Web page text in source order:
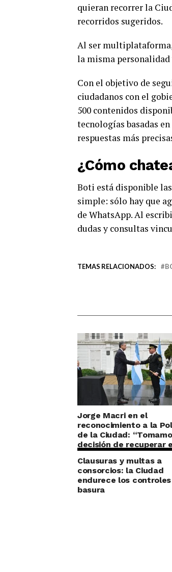
quieran recorrer la
recorridos sugeridos.
Al ser
la misma personalidad
Con el objetivo de
ciudadanos con el
500 contenidos
tecnologías basadas
respuestas más
¿Cómo
Boti está disponible
simple: sólo hay que
de WhatsApp. Al
dudas y consultas
TEMAS RELACIONADOS:
Jorge Macri en el
reconocimiento a la
de la Ciudad:
decisión de recuperar
orden”
Clausuras y multas a
consorcios: la Ciudad
endurece los
basura